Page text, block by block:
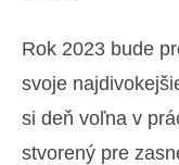
Rok 2023 bude
svoje
si deň voľna v
stvorený pre